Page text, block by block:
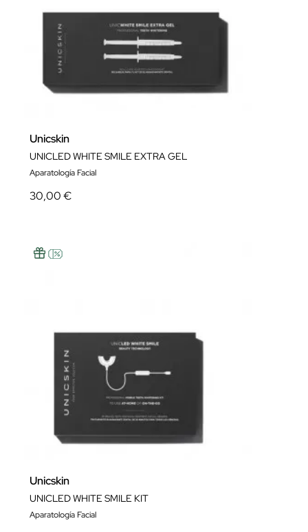
Unicskin
UNICLED WHITE SMILE EXTRA GEL
Aparatología Facial
30,00 €
Unicskin
UNICLED WHITE SMILE KIT
Aparatología Facial